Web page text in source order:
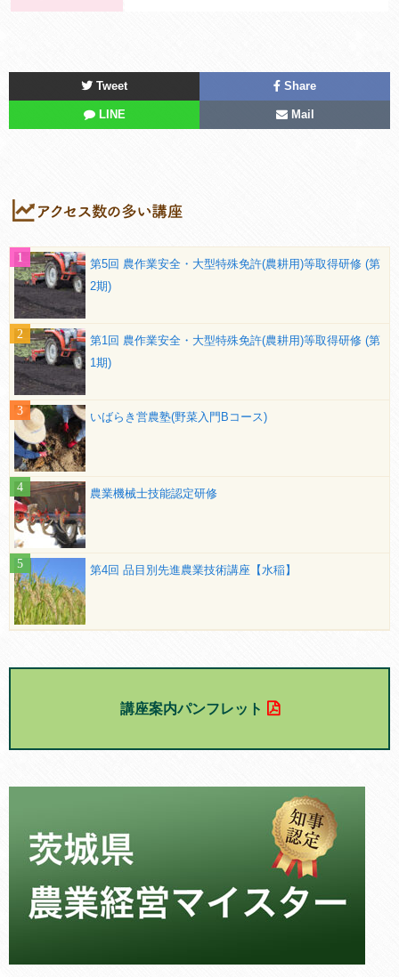
Tweet Share
LINE Mail
第5回 農作業安全・大型特殊免許(農耕用)等取得研修 (第
2期)
第1回 農作業安全・大型特殊免許(農耕用)等取得研修 (第
1期)
いばらき営農塾(野菜入門Bコース)
農業機械士技能認定研修
第4回 品目別先進農業技術講座【水稲】
講座案内パンフレット